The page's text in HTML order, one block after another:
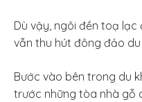
Dù vậy, ngôi đền toạ
vẫn thu hút đông đảo
Bước vào bên trong du
trước những tòa nhà gỗ